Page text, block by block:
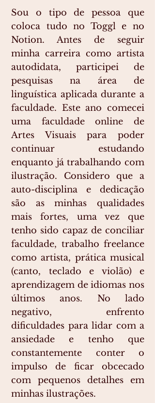
Sou o tipo de pessoa que
coloca tudo no Toggl e no
Notion. Antes de seguir
minha carreira como artista
autodidata, participei de
pesquisas na área de
linguística aplicada durante a
faculdade. Este ano comecei
uma faculdade online de
Artes Visuais para poder
continuar estudando
enquanto já trabalhando com
ilustração. Considero que a
auto-disciplina e dedicação
são as minhas qualidades
mais fortes, uma vez que
tenho sido capaz de conciliar
faculdade, trabalho freelance
como artista, prática musical
(canto, teclado e violão) e
aprendizagem de idiomas nos
últimos anos. No lado
negativo, enfrento
dificuldades para lidar com a
ansiedade e tenho que
constantemente conter o
impulso de ficar obcecado
com pequenos detalhes em
minhas ilustrações.